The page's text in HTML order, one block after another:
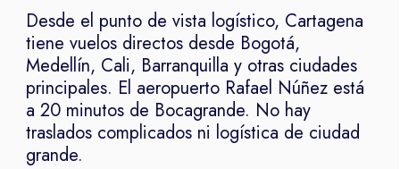
Desde el punto de vista logístico, Cartagena
tiene vuelos directos desde Bogotá,
Medellín, Cali, Barranquilla y otras ciudades
principales. El aeropuerto Rafael Núñez está
a 20 minutos de Bocagrande. No hay
traslados complicados ni logística de ciudad
grande.